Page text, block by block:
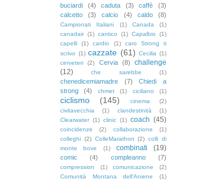
buciardi (4) caduta (3) caffè
(3)
calcetto
(3) calcio (4) caldo (8)
Campionati Italiani (1) Canada
(1)
canadair (1) cantico (1) Capalbio
(1)
capelli
(1) cardio (1)
caro Strong ti
scrivo (1) cazzate (61) Cecilia (1)
cerveteri
(2) Cervia (8)
challenge
(12)
che sarebbe (1)
chenedicemiamadre (7)
Chiedi a
strong
(4) chmet (1) ciciliano (1)
ciclismo (145) cinema
(2)
civitavecchia
(1) clandestinità
(1)
Clearwater (1) clinic (1) coach (45)
coincidenze (2) collaborazione
(1)
colleghi (2) ColleMarathon (2) colli di
monte bove
(1) combinati (19)
comic (4) compleanno (7)
compression (1) comunicazione
(2)
Comunità Montana dell'Aniene
(1)